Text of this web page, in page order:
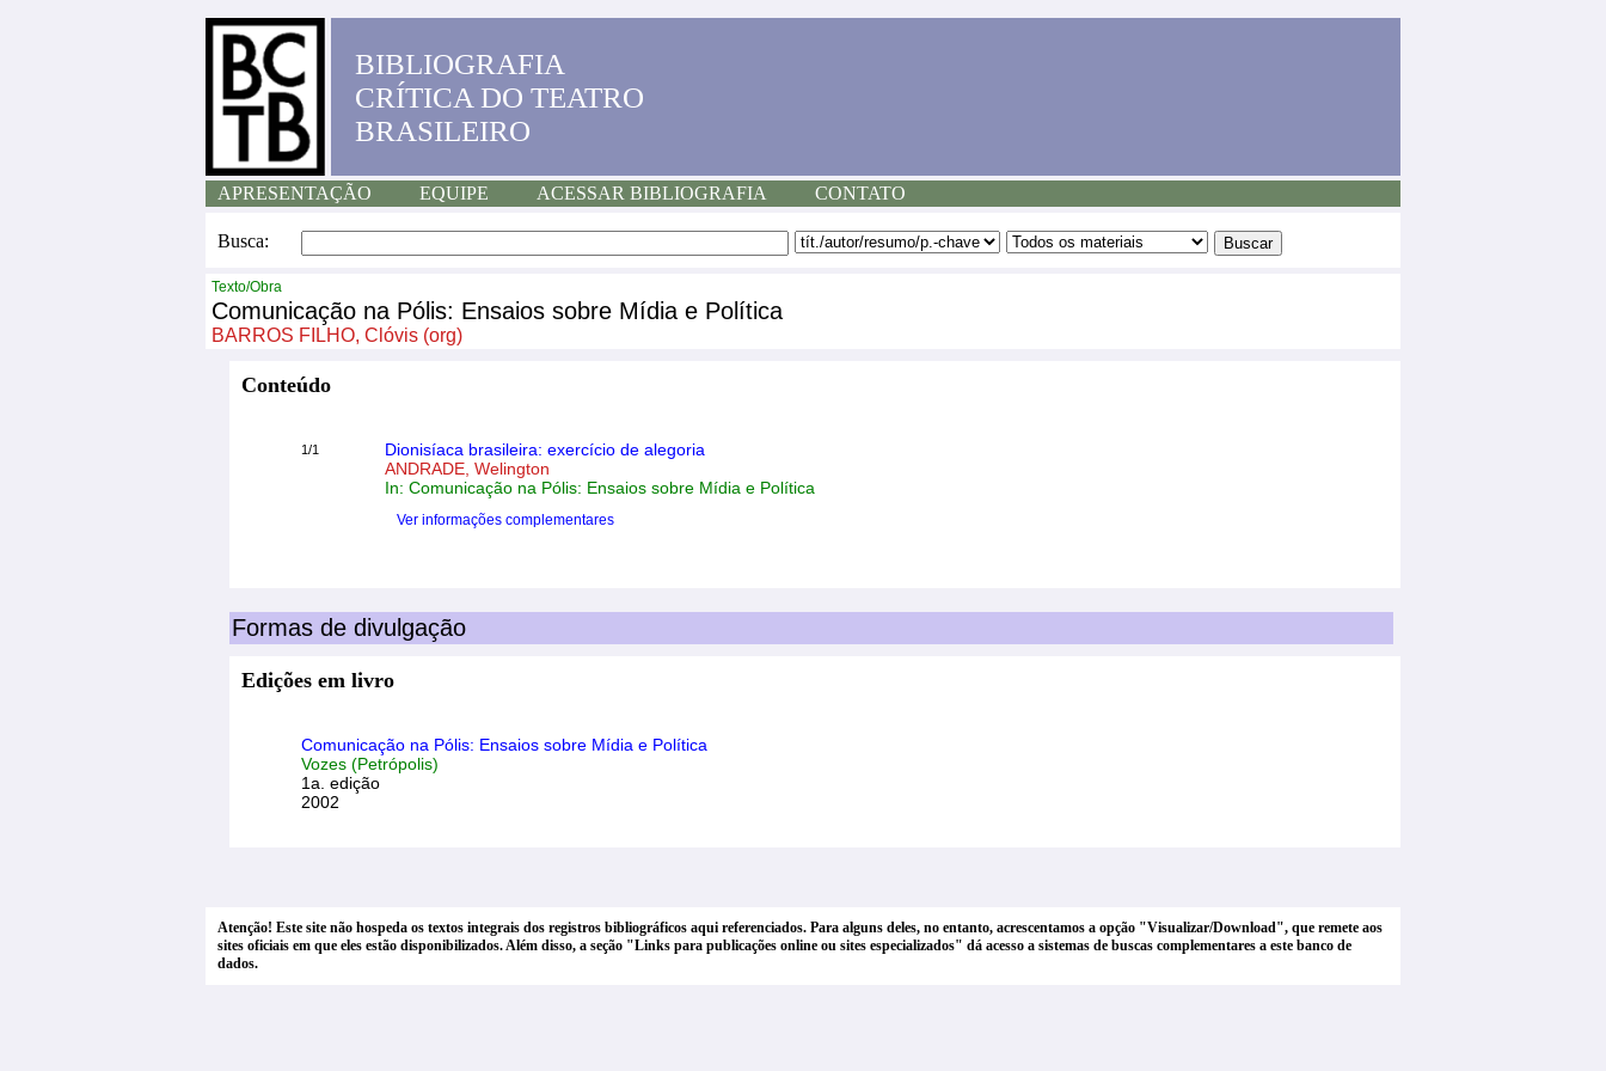
BIBLIOGRAFIA
CRÍTICA DO TEATRO
BRASILEIRO
APRESENTAÇÃO EQUIPE ACESSAR BIBLIOGRAFIA CONTATO
Busca:
Texto/Obra
Comunicação na Pólis: Ensaios sobre Mídia e Política
BARROS FILHO, Clóvis (org)
Conteúdo
1/1
Dionisíaca brasileira: exercício de alegoria
ANDRADE, Welington
In: Comunicação na Pólis: Ensaios sobre Mídia e Política
Ver informações complementares
Formas de divulgação
Edições em livro
Comunicação na Pólis: Ensaios sobre Mídia e Política
Vozes (Petrópolis)
1a. edição
2002
Atenção! Este site não hospeda os textos integrais dos registros bibliográficos aqui referenciados. Para alguns deles, no entanto, acrescentamos a opção "Visualizar/Download", que remete aos
sites oficiais em que eles estão disponibilizados. Além disso, a seção "Links para publicações online ou sites especializados" dá acesso a sistemas de buscas complementares a este banco de
dados.